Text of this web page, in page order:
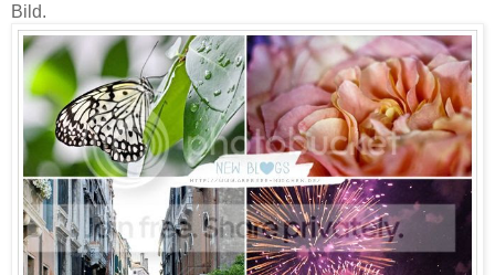
Bild.